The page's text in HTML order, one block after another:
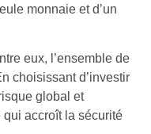
monnaie et d’un
eux, l’ensemble de
choisissant d’investir
global et
accroît la sécurité